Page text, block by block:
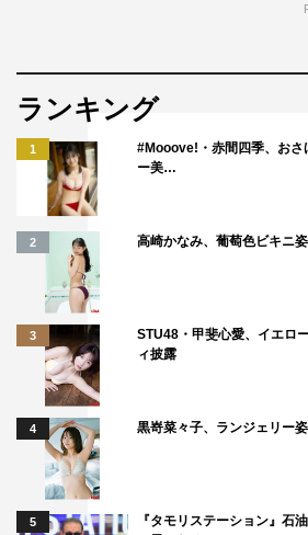
一途に人を好きになって告白するっ
と思いました。知的であることが、
キャラクターを演じたい。死は実は
毎日を一生懸命に生きてほしい。と
す。
番組情報
『束の間の一花』（全10回）
日本テレビほか
2022年10月17日スタート
毎週月曜 深夜0時59分～1時29分
Hulu、TVerで見逃し配信あり
＜CAST＞
ランキング
1
#Mooove!・赤間四季、おさ
ー美…
2 高崎かなみ、葡萄色ビキニ
3
STU48・甲斐心愛、イエロ
ィ披露
4 黒嵜菜々子、ランジェリー
5
『タモリステーション』